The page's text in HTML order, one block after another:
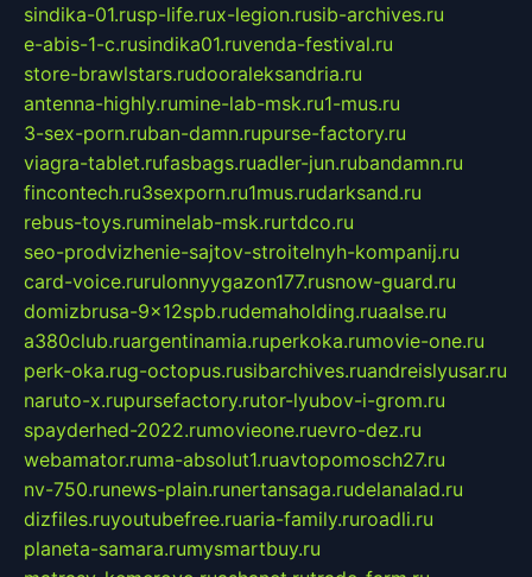
sindika-01.rusp-life.rux-legion.rusib-archives.ru
e-abis-1-c.rusindika01.ruvenda-festival.ru
store-brawlstars.rudooraleksandria.ru
antenna-highly.rumine-lab-msk.ru1-mus.ru
3-sex-porn.ruban-damn.rupurse-factory.ru
viagra-tablet.rufasbags.ruadler-jun.rubandamn.ru
fincontech.ru3sexporn.ru1mus.rudarksand.ru
rebus-toys.ruminelab-msk.rurtdco.ru
seo-prodvizhenie-sajtov-stroitelnyh-kompanij.ru
card-voice.rurulonnyygazon177.rusnow-guard.ru
domizbrusa-9x12spb.rudemaholding.ruaalse.ru
a380club.ruargentinamia.ruperkoka.rumovie-one.ru
perk-oka.rug-octopus.rusibarchives.ruandreislyusar.ru
naruto-x.rupursefactory.rutor-lyubov-i-grom.ru
spayderhed-2022.rumovieone.ruevro-dez.ru
webamator.ruma-absolut1.ruavtopomosch27.ru
nv-750.runews-plain.runertansaga.rudelanalad.ru
dizfiles.ruyoutubefree.ruaria-family.ruroadli.ru
planeta-samara.rumysmartbuy.ru